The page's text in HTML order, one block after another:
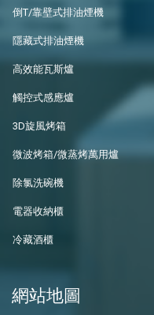
倒T/靠壁式排油煙機
隱藏式排油煙機
高效能瓦斯爐
觸控式感應爐
3D旋風烤箱
微波烤箱/微蒸烤萬用爐
除氯洗碗機
電器收納櫃
冷藏酒櫃
網站地圖